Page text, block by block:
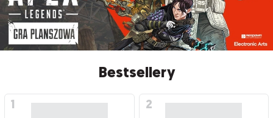
Bestsellery